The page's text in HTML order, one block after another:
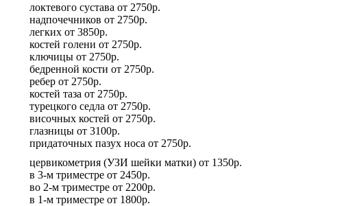
локтевого сустава от 2750р.
надпочечников от 2750р.
легких от 3850р.
костей голени от 2750р.
ключицы от 2750р.
бедренной кости от 2750р.
ребер от 2750р.
костей таза от 2750р.
турецкого седла от 2750р.
височных костей от 2750р.
глазницы от 3100р.
придаточных пазух носа от 2750р.
цервикометрия (УЗИ шейки матки) от 1350р.
в 3-м триместре от 2450р.
во 2-м триместре от 2200р.
в 1-м триместре от 1800р.